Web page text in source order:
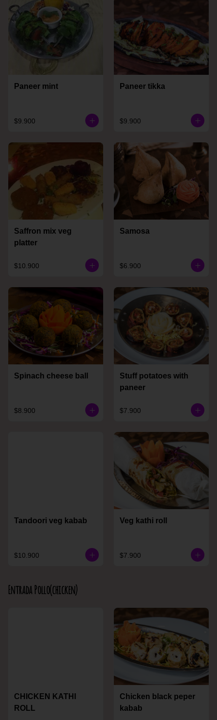
Paneer mint
$9.900
Paneer tikka
$9.900
Saffron mix veg
platter
$10.900
Samosa
$6.900
Spinach cheese ball
$8.900
Stuff potatoes with
paneer
$7.900
Tandoori veg kabab
$10.900
Veg kathi roll
$7.900
Entrada Pollo(chicken)
CHICKEN KATHI
ROLL
Chicken black peper
kabab